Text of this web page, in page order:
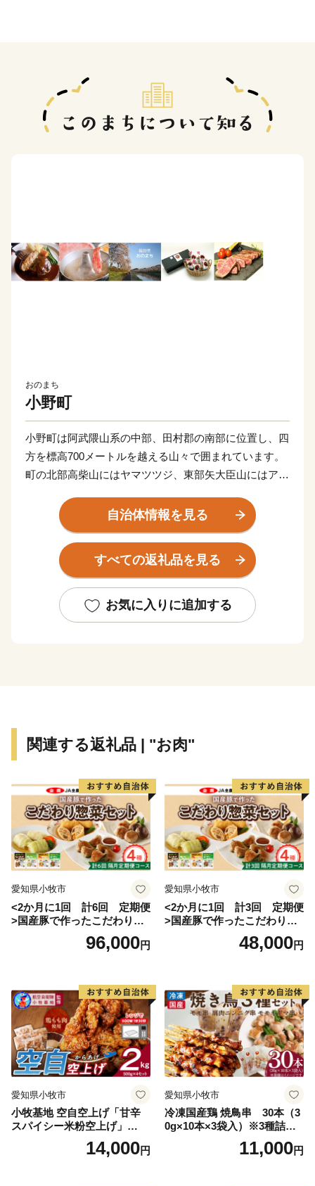
おのまち
小野町
小野町は阿武隈山系の中部、田村郡の南部に位置し、四
方を標高700メートルを越える山々で囲まれています。
町の北部高柴山にはヤマツツジ、東部矢大臣山にはアズ
夏井千本桜と呼ばれるソメイヨシノが両岸5キロメート
ルにわたって咲き誇ります。中山間地域である小野町で
は、冷涼な気候や昼夜の温度差といった特性を活用し、
水稲を主とした野菜、畜産、葉たばこなど多様な農作物
自治体情報を見る
すべての返礼品を見る
お気に入りに追加する
関連する返礼品 | "お肉"
愛知県小牧市
<2か月に1回 計6回 定期便
>国産豚で作ったこだわり惣
96,000円
愛知県小牧市
<2か月に1回 計3回 定期便
>国産豚で作ったこだわり惣
48,000円
愛知県小牧市
小牧基地 空自空上げ「甘辛
スパイシー米粉空上げ」
（計2kg 500g×4袋）手羽先
14,000円
愛知県小牧市
冷凍国産鶏 焼鳥串 30本（3
0g×10本×3袋入）※3種詰め
合わせ 焼き鳥 おつまみ バー
ベキュー 小分け 国産 鶏肉 焼
11,000円